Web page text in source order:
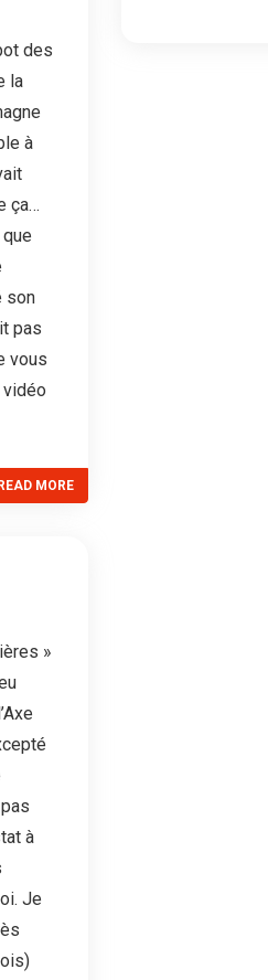
des
la
à
ça…
son
pas
vous
READ MORE
»
à
Je